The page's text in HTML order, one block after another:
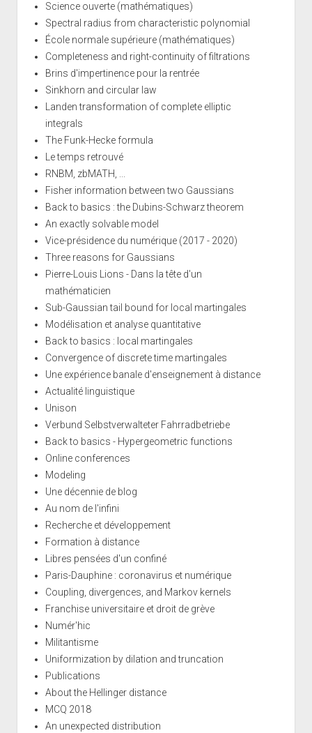
Science ouverte (mathématiques)
Spectral radius from characteristic polynomial
École normale supérieure (mathématiques)
Completeness and right-continuity of filtrations
Brins d'impertinence pour la rentrée
Sinkhorn and circular law
Landen transformation of complete elliptic
integrals
The Funk-Hecke formula
Le temps retrouvé
RNBM, zbMATH, ...
Fisher information between two Gaussians
Back to basics : the Dubins-Schwarz theorem
An exactly solvable model
Vice-présidence du numérique (2017 - 2020)
Three reasons for Gaussians
Pierre-Louis Lions - Dans la tête d'un
mathématicien
Sub-Gaussian tail bound for local martingales
Modélisation et analyse quantitative
Back to basics : local martingales
Convergence of discrete time martingales
Une expérience banale d'enseignement à distance
Actualité linguistique
Unison
Verbund Selbstverwalteter Fahrradbetriebe
Back to basics - Hypergeometric functions
Online conferences
Modeling
Une décennie de blog
Au nom de l'infini
Recherche et développement
Formation à distance
Libres pensées d'un confiné
Paris-Dauphine : coronavirus et numérique
Coupling, divergences, and Markov kernels
Franchise universitaire et droit de grève
Numér'hic
Militantisme
Uniformization by dilation and truncation
Publications
About the Hellinger distance
MCQ 2018
An unexpected distribution